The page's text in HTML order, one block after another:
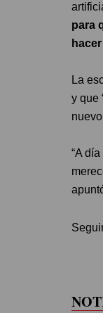
para
La
y que
“A